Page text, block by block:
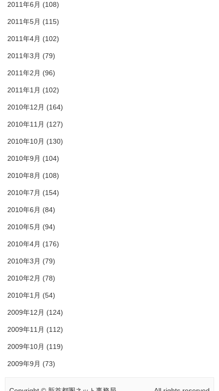
2011年6月 (108)
2011年5月 (115)
2011年4月 (102)
2011年3月 (79)
2011年2月 (96)
2011年1月 (102)
2010年12月 (164)
2010年11月 (127)
2010年10月 (130)
2010年9月 (104)
2010年8月 (108)
2010年7月 (154)
2010年6月 (84)
2010年5月 (94)
2010年4月 (176)
2010年3月 (79)
2010年2月 (78)
2010年1月 (54)
2009年12月 (124)
2009年11月 (112)
2009年10月 (119)
2009年9月 (73)